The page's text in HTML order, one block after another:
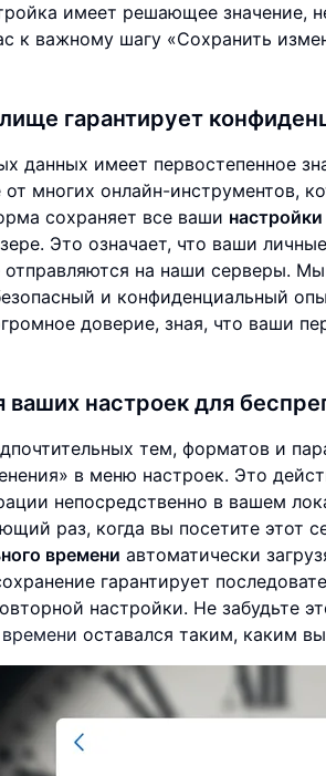
имеет решающее значение,
к важному шагу «Сохранить
гарантирует
данных имеет первостепенное
от многих онлайн-инструментов,
сохраняет все ваши
Это означает, что ваши
на наши серверы.
и конфиденциальный
доверие, зная, что ваши
настроек для
тем, форматов и
в меню настроек. Это
непосредственно в вашем
раз, когда вы посетите этот
времени автоматически
гарантирует
настройки. Не забудьте
оставался таким, каким